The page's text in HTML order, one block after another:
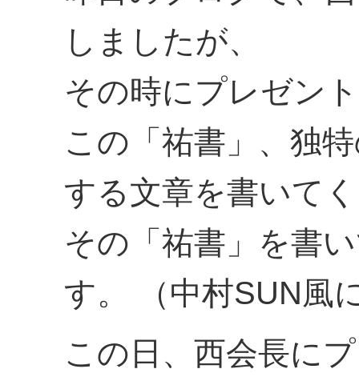
しましたが、
その時にプレゼン
この「祐書」、独
する文章を書いて
その「祐書」を書
す。 （中村SUN風
この日、西会長に